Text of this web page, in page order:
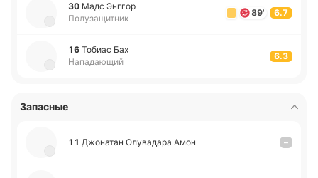
30 Мадс Энггор
Полузащитник
89' 6.7
16 Тобиас Бах
Нападающий
6.3
Запасные
11 Джо­на­тан Олу­ва­да­ра Амон –